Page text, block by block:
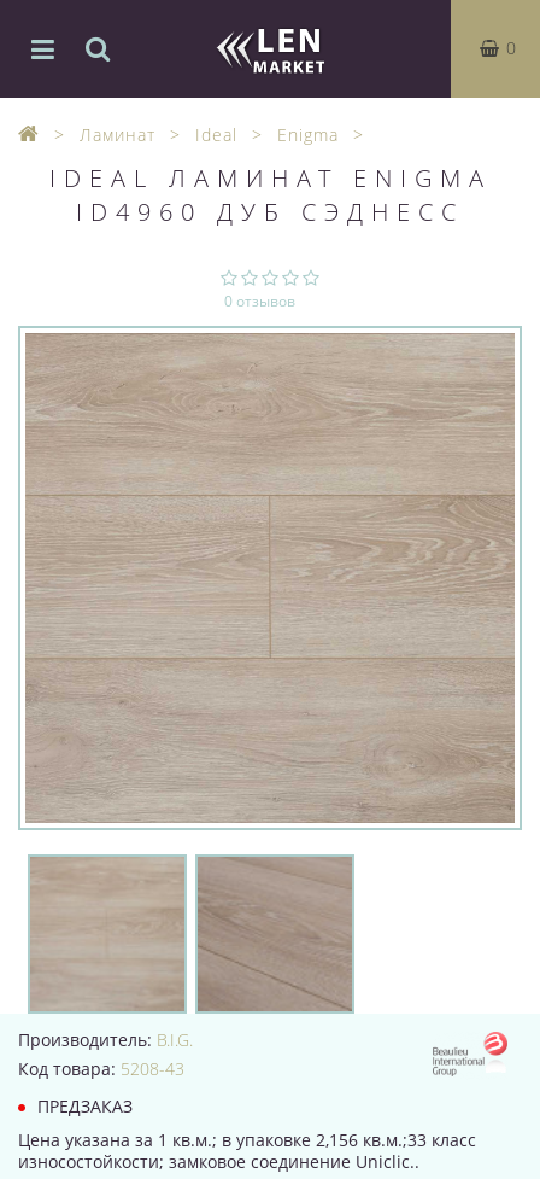
0
Ламинат Ideal Enigma
IDEAL ЛАМИНАТ ENIGMA
ID4960 ДУБ СЭДНЕСС
0 отзывов
Производитель: B.I.G.
Код товара: 5208-43
ПРЕДЗАКАЗ
Цена указана за 1 кв.м.; в упаковке 2,156 кв.м.;33 класс
износостойкости; замковое соединение Uniclic..